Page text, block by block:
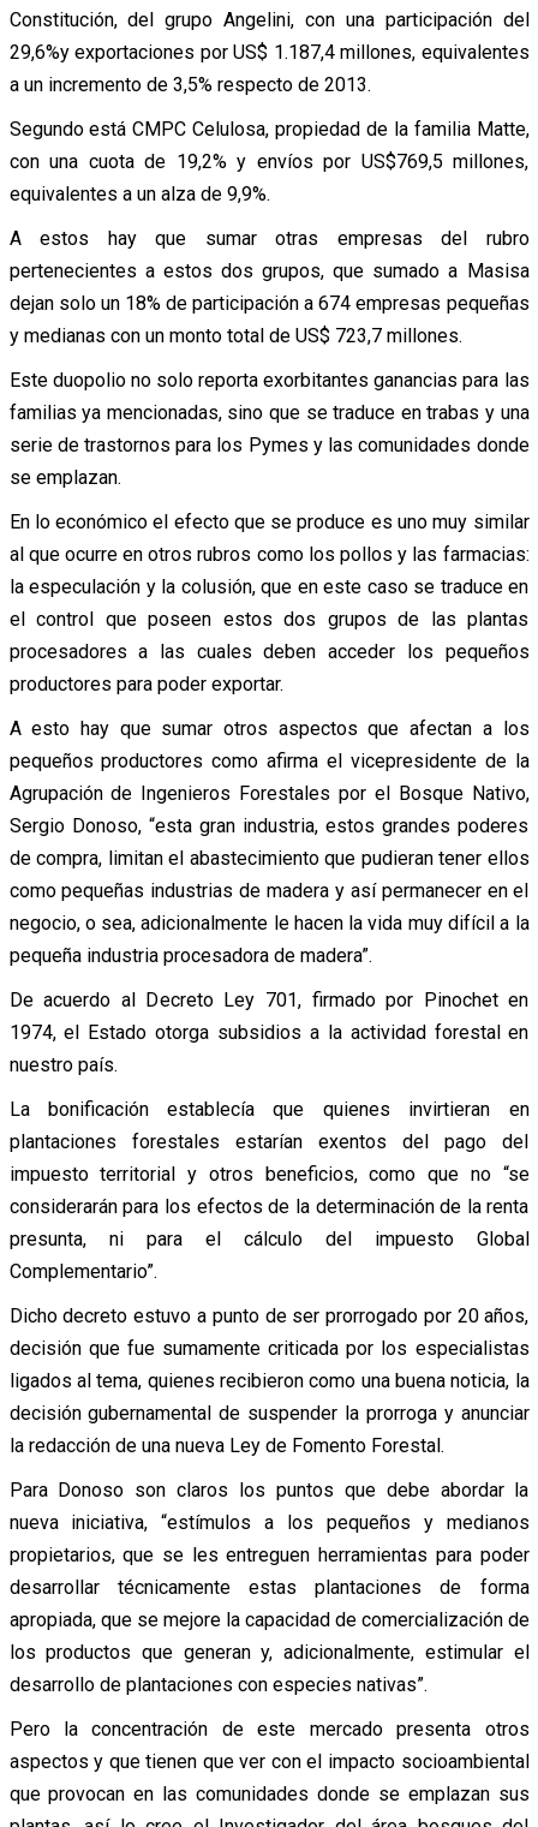
Constitución, del grupo Angelini, con una participación del
29,6%y exportaciones por US$ 1.187,4 millones, equivalentes
a un incremento de 3,5% respecto de 2013.
Segundo está CMPC Celulosa, propiedad de la familia Matte,
con una cuota de 19,2% y envíos por US$769,5 millones,
equivalentes a un alza de 9,9%.
A estos hay que sumar otras empresas del rubro
pertenecientes a estos dos grupos, que sumado a Masisa
dejan solo un 18% de participación a 674 empresas pequeñas
y medianas con un monto total de US$ 723,7 millones.
Este duopolio no solo reporta exorbitantes ganancias para las
familias ya mencionadas, sino que se traduce en trabas y una
serie de trastornos para los Pymes y las comunidades donde
se emplazan.
En lo económico el efecto que se produce es uno muy similar
al que ocurre en otros rubros como los pollos y las farmacias:
la especulación y la colusión, que en este caso se traduce en
el control que poseen estos dos grupos de las plantas
procesadores a las cuales deben acceder los pequeños
productores para poder exportar.
A esto hay que sumar otros aspectos que afectan a los
pequeños productores como afirma el vicepresidente de la
Agrupación de Ingenieros Forestales por el Bosque Nativo,
Sergio Donoso, “esta gran industria, estos grandes poderes
de compra, limitan el abastecimiento que pudieran tener ellos
como pequeñas industrias de madera y así permanecer en el
negocio, o sea, adicionalmente le hacen la vida muy difícil a la
pequeña industria procesadora de madera”.
De acuerdo al Decreto Ley 701, firmado por Pinochet en
1974, el Estado otorga subsidios a la actividad forestal en
nuestro país.
La bonificación establecía que quienes invirtieran en
plantaciones forestales estarían exentos del pago del
impuesto territorial y otros beneficios, como que no “se
considerarán para los efectos de la determinación de la renta
presunta, ni para el cálculo del impuesto Global
Complementario”.
Dicho decreto estuvo a punto de ser prorrogado por 20 años,
decisión que fue sumamente criticada por los especialistas
ligados al tema, quienes recibieron como una buena noticia, la
decisión gubernamental de suspender la prorroga y anunciar
la redacción de una nueva Ley de Fomento Forestal.
Para Donoso son claros los puntos que debe abordar la
nueva iniciativa, “estímulos a los pequeños y medianos
propietarios, que se les entreguen herramientas para poder
desarrollar técnicamente estas plantaciones de forma
apropiada, que se mejore la capacidad de comercialización de
los productos que generan y, adicionalmente, estimular el
desarrollo de plantaciones con especies nativas”.
Pero la concentración de este mercado presenta otros
aspectos y que tienen que ver con el impacto socioambiental
que provocan en las comunidades donde se emplazan sus